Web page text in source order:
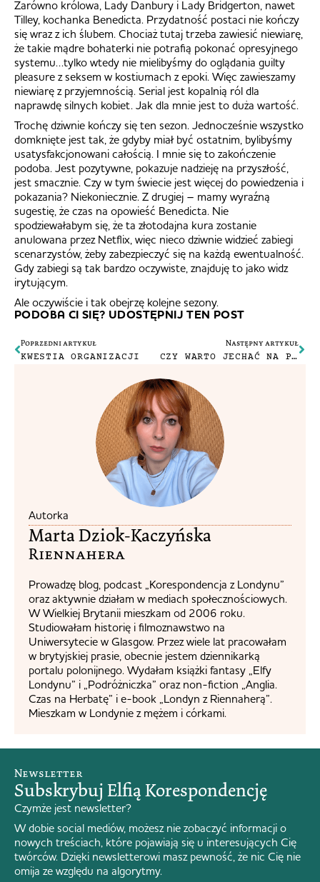
Zarówno królowa, Lady Danbury i Lady Bridgerton, nawet
Tilley, kochanka Benedicta. Przydatność postaci nie kończy
się wraz z ich ślubem. Chociaż tutaj trzeba zawiesić niewiarę,
że takie mądre bohaterki nie potrafią pokonać opresyjnego
systemu…tylko wtedy nie mielibyśmy do oglądania guilty
pleasure z seksem w kostiumach z epoki. Więc zawieszamy
niewiarę z przyjemnością. Serial jest kopalnią ról dla
naprawdę silnych kobiet. Jak dla mnie jest to duża wartość.
Trochę dziwnie kończy się ten sezon. Jednocześnie wszystko
domknięte jest tak, że gdyby miał być ostatnim, bylibyśmy
usatysfakcjonowani całością. I mnie się to zakończenie
podoba. Jest pozytywne, pokazuje nadzieję na przyszłość,
jest smacznie. Czy w tym świecie jest więcej do powiedzenia i
pokazania? Niekoniecznie. Z drugiej – mamy wyraźną
sugestię, że czas na opowieść Benedicta. Nie
spodziewałabym się, że ta złotodajna kura zostanie
anulowana przez Netflix, więc nieco dziwnie widzieć zabiegi
scenarzystów, żeby zabezpieczyć się na każdą ewentualność.
Gdy zabiegi są tak bardzo oczywiste, znajduję to jako widz
irytującym.
Ale oczywiście i tak obejrzę kolejne sezony.
PODOBA CI SIĘ? UDOSTĘPNIJ TEN POST
Poprzedni artykuł
KWESTIA ORGANIZACJI
Następny artykuł
CZY WARTO JECHAĆ NA PYRKON?
Autorka
Marta Dziok-Kaczyńska
Riennahera​
Prowadzę blog, podcast „Korespondencja z Londynu”
oraz aktywnie działam w mediach społecznościowych.
W Wielkiej Brytanii mieszkam od 2006 roku.
Studiowałam historię i filmoznawstwo na
Uniwersytecie w Glasgow. Przez wiele lat pracowałam
w brytyjskiej prasie, obecnie jestem dziennikarką
portalu polonijnego. Wydałam książki fantasy „Elfy
Londynu” i „Podróżniczka” oraz non-fiction „Anglia.
Czas na Herbatę” i e-book „Londyn z Riennaherą”.
Mieszkam w Londynie z mężem i córkami.
Newsletter
Subskrybuj Elfią Korespondencję
Czymże jest newsletter?
W dobie social mediów, możesz nie zobaczyć informacji o
nowych treściach, które pojawiają się u interesujących Cię
twórców. Dzięki newsletterowi masz pewność, że nic Cię nie
omija ze względu na algorytmy.